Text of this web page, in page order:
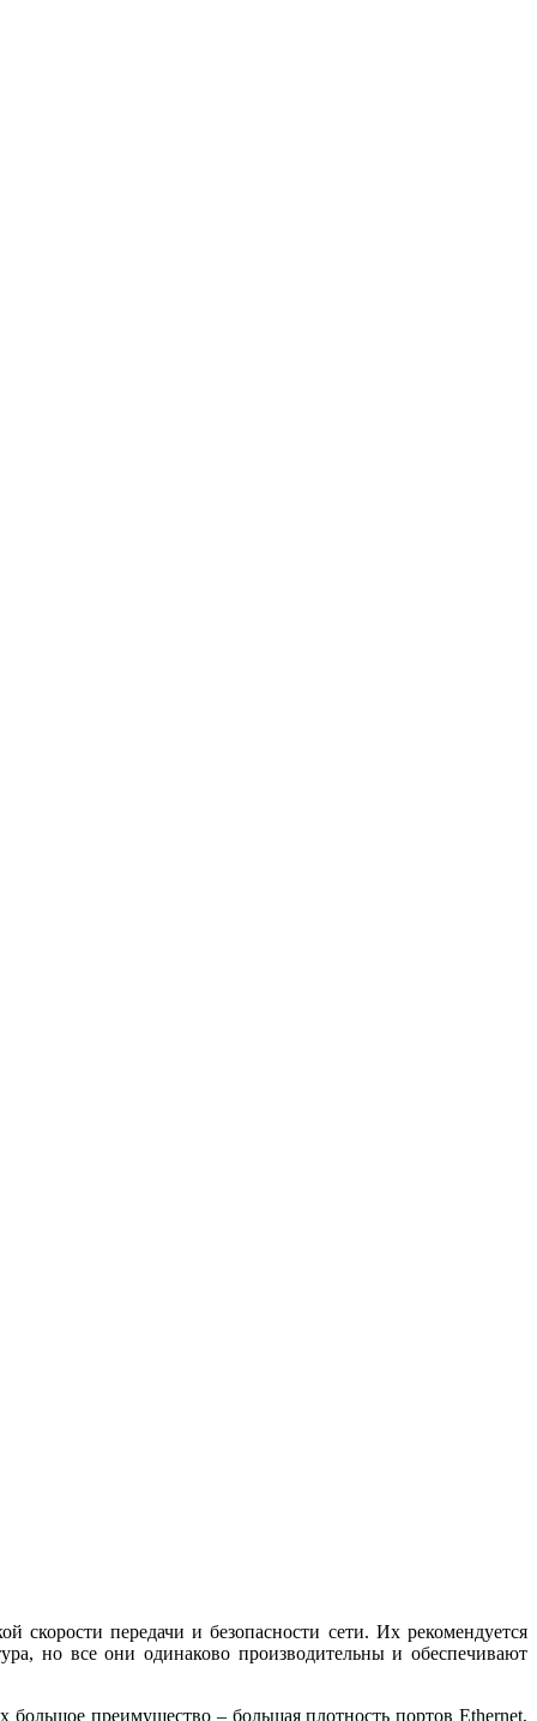
скорости передачи и безопасности сети. Их рекомендуется
но все они одинаково производительны и обеспечивают
преимущество – большая плотность портов Ethernet,